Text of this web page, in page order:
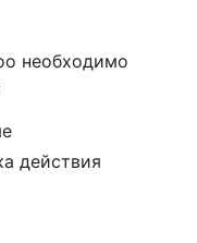
необходимо
действия